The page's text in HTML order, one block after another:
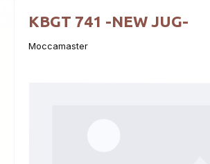
KBGT 741 -NEW JUG-
Moccamaster